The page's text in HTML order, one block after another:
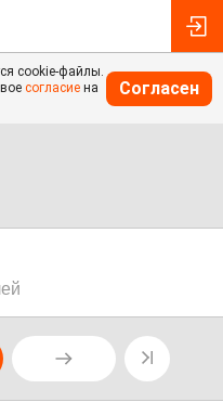
cookie-файлы.
согласие на
Согласен